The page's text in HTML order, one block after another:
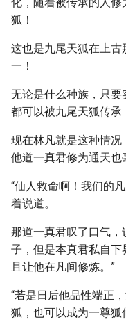
狐！
这也是九尾天狐在上
一！
无论是什么种族，只要
都可以被九尾天狐传承
现在林凡就是这种情
他道一真君修为通天也
“仙人救命啊！我们的
着说道。
那道一真君叹了口气，
子，但是本真君私自下
且让他在凡间修炼。”
“若是日后他品性端正
狐，也可以成为一尊狐